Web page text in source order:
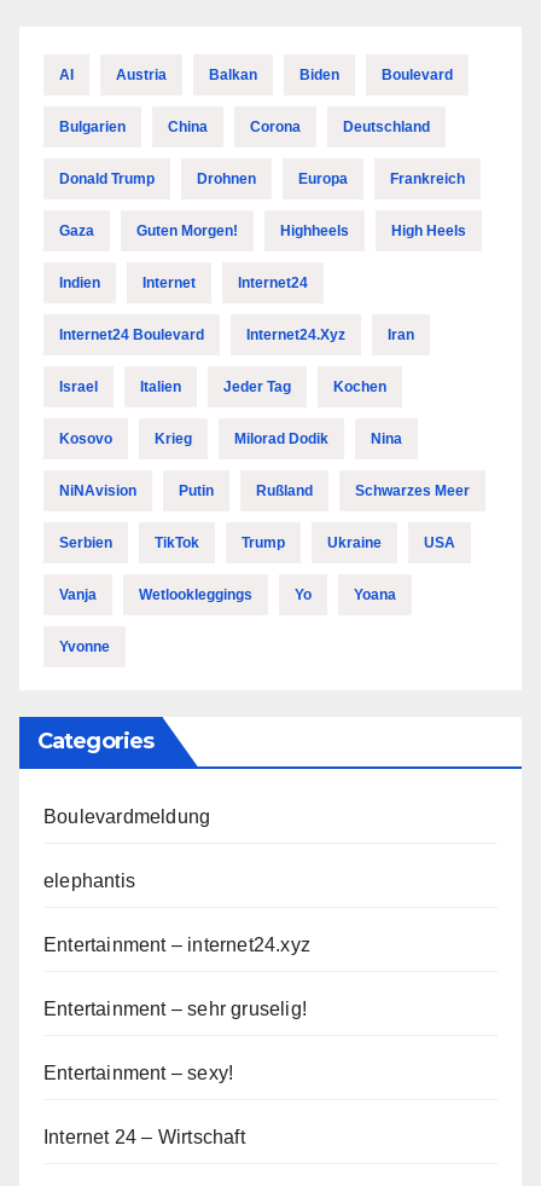
AI Austria Balkan Biden Boulevard
Bulgarien China Corona Deutschland
Donald Trump Drohnen Europa Frankreich
Gaza Guten Morgen! Highheels High Heels
Indien Internet Internet24
Internet24 Boulevard Internet24.xyz Iran
Israel Italien Jeder Tag Kochen
Kosovo Krieg Milorad Dodik Nina
NiNAvision Putin Rußland Schwarzes Meer
Serbien TikTok Trump Ukraine USA
Vanja Wetlookleggings Yo Yoana
Yvonne
Categories
Boulevardmeldung
elephantis
Entertainment – internet24.xyz
Entertainment – sehr gruselig!
Entertainment – sexy!
Internet 24 – Wirtschaft